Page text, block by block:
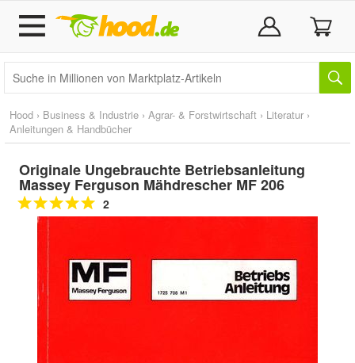
Hood › Business & Industrie › Agrar- & Forstwirtschaft › Literatur ›
Anleitungen & Handbücher
Originale Ungebrauchte Betriebsanleitung
Massey Ferguson Mähdrescher MF 206
2